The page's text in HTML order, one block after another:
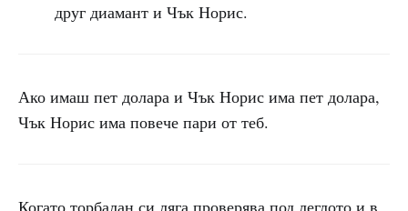
друг диамант и Чък Норис.
Ако имаш пет долара и Чък Норис има пет долара,
Чък Норис има повече пари от теб.
Когато торбалан си ляга проверява под леглото и в